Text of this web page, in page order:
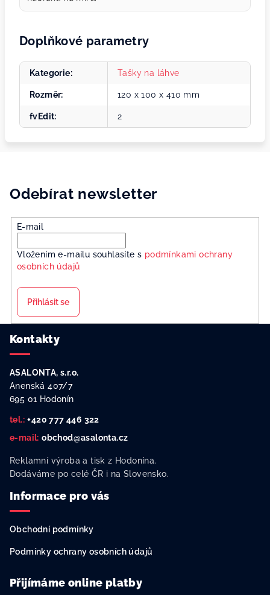
Doplňkové parametry
Kategorie: Tašky na láhve
Rozměr: 120 x 100 x 410 mm
fvEdit: 2
Odebírat newsletter
E-mail
Vložením e-mailu souhlasíte s podmínkami ochrany
osobních údajů
Přihlásit se
Kontakty
ASALONTA, s.r.o.
Anenská 407/7
695 01 Hodonín
tel.: +420 777 446 322
e-mail: obchod@asalonta.cz
Reklamní výroba a tisk z Hodonína.
Dodáváme po celé ČR i na Slovensko.
Informace pro vás
Obchodní podmínky
Podmínky ochrany osobních údajů
Přijímáme online platby